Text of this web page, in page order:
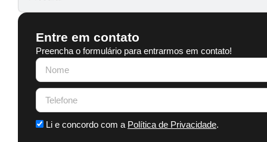
Entre em contato
Preencha o formulário para entrarmos em contato!
Li e concordo com a Política de Privacidade.